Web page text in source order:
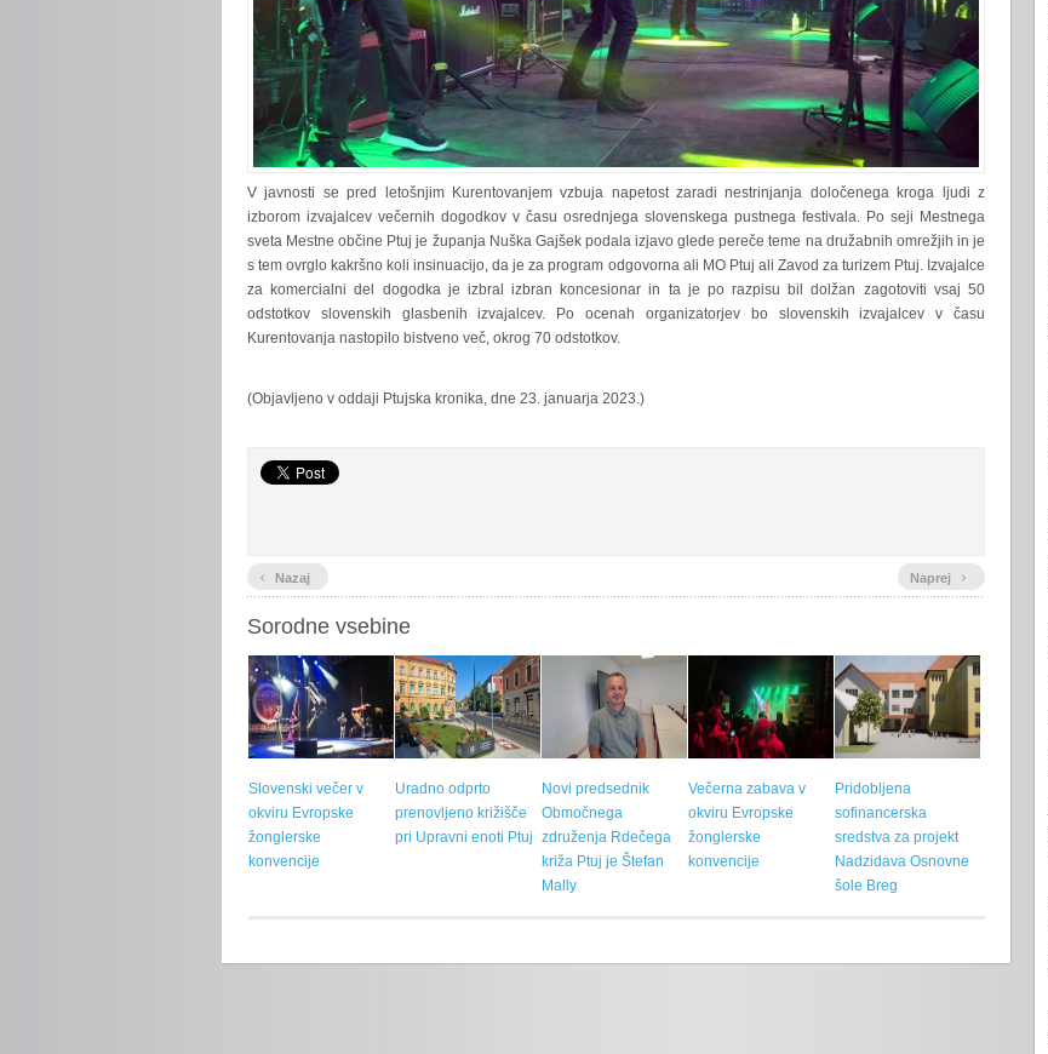
V javnosti se pred letošnjim Kurentovanjem vzbuja napetost zaradi nestrinjanja določenega kroga ljudi z
izborom izvajalcev večernih dogodkov v času osrednjega slovenskega pustnega festivala. Po seji Mestnega
sveta Mestne občine Ptuj je županja Nuška Gajšek podala izjavo glede pereče teme na družabnih omrežjih in je
s tem ovrglo kakršno koli insinuacijo, da je za program odgovorna ali MO Ptuj ali Zavod za turizem Ptuj. Izvajalce
za komercialni del dogodka je izbral izbran koncesionar in ta je po razpisu bil dolžan zagotoviti vsaj 50
odstotkov slovenskih glasbenih izvajalcev. Po ocenah organizatorjev bo slovenskih izvajalcev v času
Kurentovanja nastopilo bistveno več, okrog 70 odstotkov.
(Objavljeno v oddaji Ptujska kronika, dne 23. januarja 2023.)
‹ Nazaj Naprej ›
Sorodne vsebine
Slovenski večer v
okviru Evropske
žonglerske
konvencije
Uradno odprto
prenovljeno križišče
pri Upravni enoti Ptuj
Novi predsednik
Območnega
združenja Rdečega
križa Ptuj je Štefan
Mally
Večerna zabava v
okviru Evropske
žonglerske
konvencije
Pridobljena
sofinancerska
sredstva za projekt
Nadzidava Osnovne
šole Breg